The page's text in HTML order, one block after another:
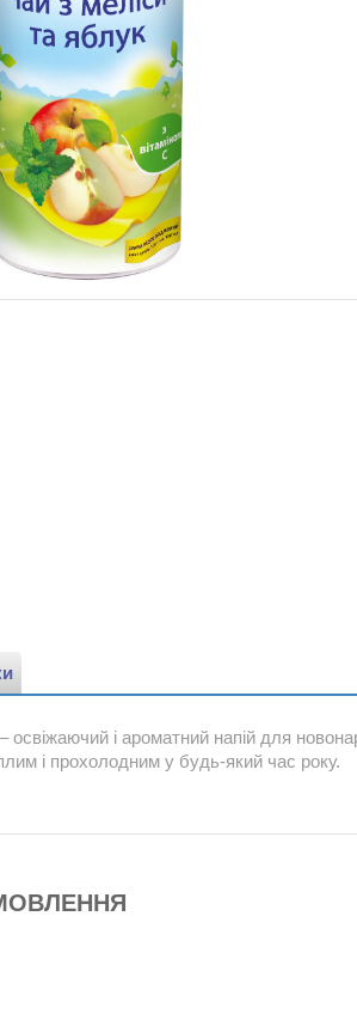
освіжаючий і ароматний напій для
і прохолодним у будь-який час року.